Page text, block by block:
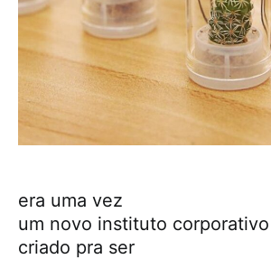
era uma vez
um novo instituto corporativo
criado pra ser